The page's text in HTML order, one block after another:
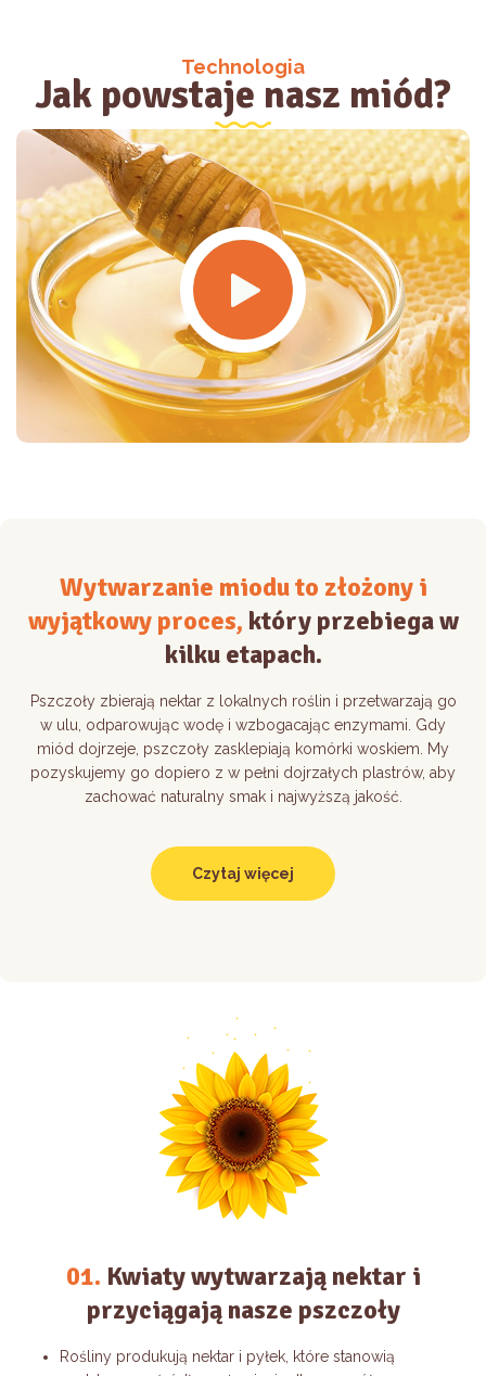
Technologia
Jak powstaje nasz miód?
Wytwarzanie miodu to złożony i
wyjątkowy proces, który przebiega w
kilku etapach.
Pszczoły zbierają nektar z lokalnych roślin i przetwarzają go
w ulu, odparowując wodę i wzbogacając enzymami. Gdy
miód dojrzeje, pszczoły zasklepiają komórki woskiem. My
pozyskujemy go dopiero z w pełni dojrzałych plastrów, aby
zachować naturalny smak i najwyższą jakość.
Czytaj więcej
01. Kwiaty wytwarzają nektar i
przyciągają nasze pszczoły
Rośliny produkują nektar i pyłek, które stanowią